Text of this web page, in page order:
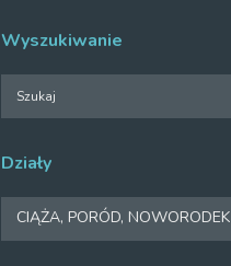
Wyszukiwanie
Działy
Działy
CIĄŻA, PORÓD, NOWORODEK